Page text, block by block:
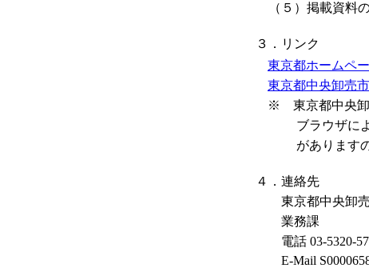
（５）掲載資料
３．リンク
東京都ホームペ
東京都中央卸売
※ 東京都中央卸
ブラウザによ
がありますの
４．連絡先
東京都中央卸売
業務課
電話 03-5320-
E-Mail